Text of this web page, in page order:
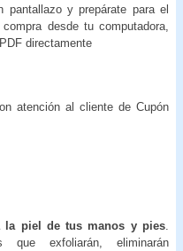
pantallazo y prepárate para el
desde tu computadora,
directamente
atención al cliente de Cupón
la piel de tus manos y pies
que exfoliarán, eliminarán